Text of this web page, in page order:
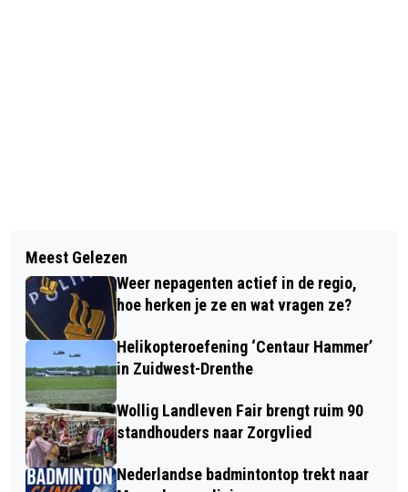
MEER RUIMTE VOOR KNOFLOOKPAD
EN KLEINE SCHORSENEER IN
SCHAANGEDENNEN
ORANJEBORG HAVELTE IN ACTIE
VOOR TOUR DU ALS: SAMEN DE MONT
VENTOUX OP
Meest Gelezen
Weer nepagenten actief in de regio,
hoe herken je ze en wat vragen ze?
Helikopteroefening ‘Centaur Hammer’
in Zuidwest-Drenthe
Wollig Landleven Fair brengt ruim 90
standhouders naar Zorgvlied
Nederlandse badmintontop trekt naar